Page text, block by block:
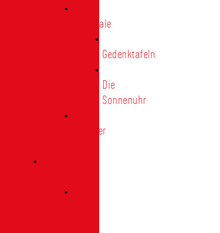
Denkmale
Gedenktafeln
Die
Sonnenuhr
Ratinger